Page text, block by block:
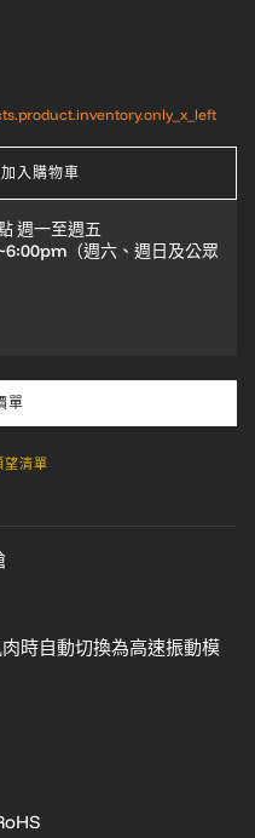
加入購物車
週一至週五
（週六、週日及公眾
單
望清單
時自動切換為高速振動模